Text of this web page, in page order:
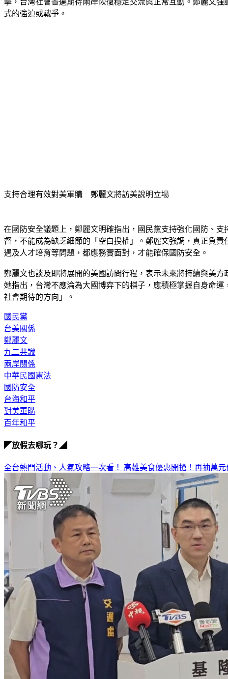
擊，台灣社會普遍期待兩岸恢復穩定交流與正常互動。鄭麗文
式的強迫或戰爭。
支持合理有效對美軍購　鄭麗文將訪美說明立場
在國防安全議題上，鄭麗文明確指出，國民黨支持強化國防、
督，不能成為缺乏細節的「空白授權」。鄭麗文強調，真正負
遇及人才培育等問題，都應務實面對，才能確保國防安全。
鄭麗文也談及即將展開的美國訪問行程，表示未來將持續與美
她指出，台灣不應淪為大國博弈下的棋子，應積極掌握自身命
社會期待的方向」。
國民黨
台美關係
鄭麗文
九二共識
兩岸關係
中華民國憲法
國防安全
台海和平
對美軍購
百年和平
◤放假去哪玩？◢
全台熱門活動、人氣攻略一次看！ 高雄美食優惠開搶！再抽萬元